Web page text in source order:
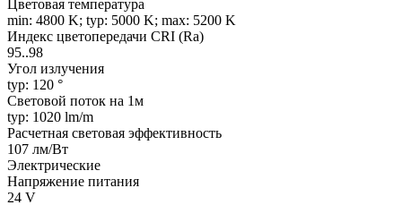
Цветовая температура
min: 4800 K; typ: 5000 K; max: 5200 K
Индекс цветопередачи CRI (Ra)
95..98
Угол излучения
typ: 120 °
Световой поток на 1м
typ: 1020 lm/m
Расчетная световая эффективность
107 лм/Вт
Электрические
Напряжение питания
24 V